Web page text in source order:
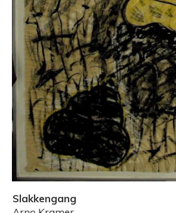
Slakkengang